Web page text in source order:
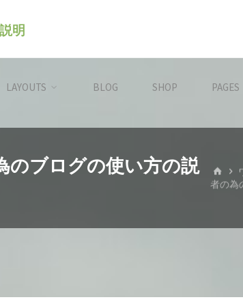
明
LAYOUTS BLOG SHOP PAGES
ブログの使い方の説
ホ
ー
者の為